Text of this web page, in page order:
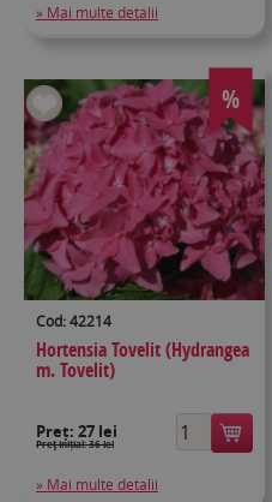
» Mai multe detalii
%
Cod: 42214
Hortensia Tovelit (Hydrangea
m. Tovelit)
Preț: 27 lei
Preţ inițial: 36 lei
» Mai multe detalii